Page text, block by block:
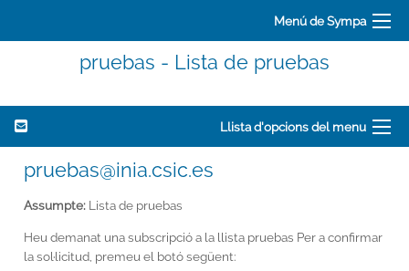
Menú de Sympa
pruebas - Lista de pruebas
Llista d'opcions del menu
pruebas@inia.csic.es
Assumpte: Lista de pruebas
Heu demanat una subscripció a la llista pruebas Per a confirmar
la sol·licitud, premeu el botó següent: